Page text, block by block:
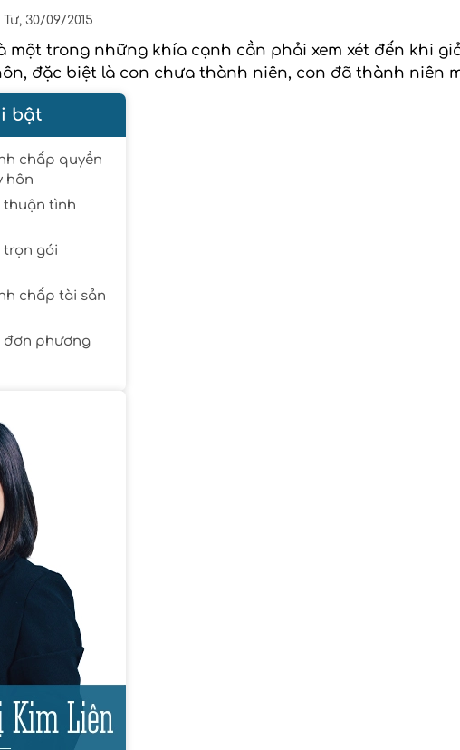
30/09/2015
một trong những khía cạnh cần phải xem xét đến khi
đặc biệt là con chưa thành niên, con đã thành niên
bật
chấp quyền
hôn
thuận tình
trọn gói
chấp tài sản
đơn phương